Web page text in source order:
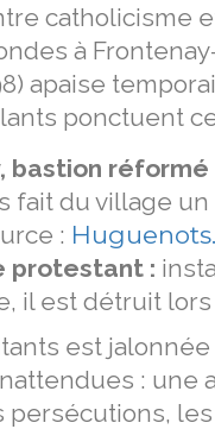
catholicisme
à
apaise
ponctuent
bastion réformé
fait du village
:
protestant :
il est détruit
est
: une
persécutions,